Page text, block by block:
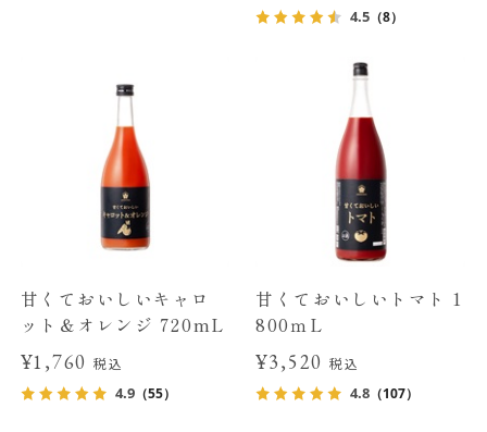
4.5 （8）
甘くておいしいキャロ
ット＆オレンジ 720mL
¥1,760税込
4.9（55）
甘くておいしいトマト 1
800ｍL
¥3,520 税込
4.8 （107）